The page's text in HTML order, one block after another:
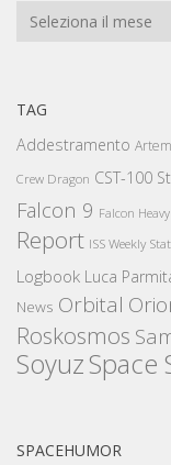
Archivi
TAG
Addestramento
Crew Dragon CST-100
Falcon 9 Falcon Heavy
Report ISS Weekly
Logbook Luca
News Orbital
Roskosmos
SoyuzSpace
SPACEHUMOR